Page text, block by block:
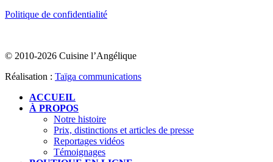
Politique de confidentialité
© 2010-2026 Cuisine l’Angélique
Réalisation : Taïga communications
ACCUEIL
À PROPOS
Notre histoire
Prix, distinctions et articles de presse
Reportages vidéos
Témoignages